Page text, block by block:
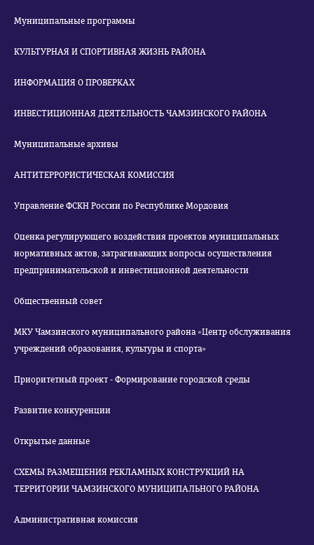
Муниципальные программы
КУЛЬТУРНАЯ И СПОРТИВНАЯ ЖИЗНЬ РАЙОНА
ИНФОРМАЦИЯ О ПРОВЕРКАХ
ИНВЕСТИЦИОННАЯ ДЕЯТЕЛЬНОСТЬ ЧАМЗИНСКОГО РАЙОНА
Муниципальные архивы
АНТИТЕРРОРИСТИЧЕСКАЯ КОМИССИЯ
Управление ФСКН России по Республике Мордовия
Оценка регулирующего воздействия проектов муниципальных
нормативных актов, затрагивающих вопросы осуществления
предпринимательской и инвестиционной деятельности
Общественный совет
МКУ Чамзинского муниципального района «Центр обслуживания
учреждений образования, культуры и спорта»
Приоритетный проект - Формирование городской среды
Развитие конкуренции
Открытые данные
СХЕМЫ РАЗМЕЩЕНИЯ РЕКЛАМНЫХ КОНСТРУКЦИЙ НА
ТЕРРИТОРИИ ЧАМЗИНСКОГО МУНИЦИПАЛЬНОГО РАЙОНА
Административная комиссия